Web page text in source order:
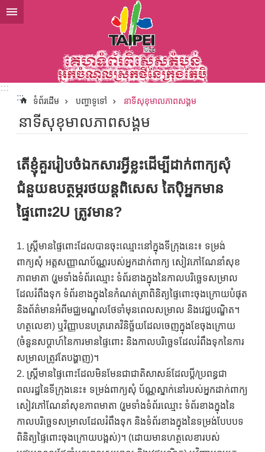
ទៅកាន់មាតិកាប្លុកមាតិកាសំខាន់
:::
:::
ទំព័រដើម បញ្ហាទូទៅ នាទីសុខុមាលភាពសង្គម
នាទីសុខុមាលភាពសង្គម
តើខ្ញុំគួររៀបចំឯកសារអ្វីខ្លះដើម្បីដាក់ពាក្យសុំ
ជំនួយឧបត្ថម្ភរថយន្តពិសេស តៃប៉ិអ្នកមាន
ផ្ទៃពោះ2U ត្រូវមាន?
1. ស្ត្រីមានផ្ទៃពោះដែលបានចុះឈ្មោះនៅក្នុងទីក្រុងនេះ៖ ទម្រង់
ពាក្យសុំ អត្តសញ្ញាណប័ណ្ណរបស់អ្នកដាក់ពាក្យ សៀវភៅណែនាំសុខ
ភាពមាតា (រួមទាំងទំព័រឈ្មោះ ទំព័រខាងក្នុងនៃកាលបរិច្ឆេទសម្រាល
ដែលរំពឹងទុក ទំព័រខាងក្នុងនៃកំណត់ត្រាពិនិត្យផ្ទៃពោះចុងក្រោយបំផុត
និងព័ត៌មានអំពីមជ្ឈមណ្ឌលថែទាំមុនពេលសម្រាល និងវេជ្ជបណ្ឌិត។
ហត្ថលេខា) ឬវិញ្ញាបនបត្ររោគវិនិច្ឆ័យដែលចេញក្នុងខែចុងក្រោយ
(ចំនួនសប្តាហ៍នៃការមានផ្ទៃពោះ និងកាលបរិច្ឆេទដែលរំពឹងទុកនៃការ
សម្រាលត្រូវតែបង្ហាញ)។
2. ស្ត្រីមានផ្ទៃពោះដែលមិនមែនជាជាតិសាសន៍ដែលប្តី/ប្រពន្ធជា
ពលរដ្ឋនៃទីក្រុងនេះ៖ ទម្រង់ពាក្យសុំ ប័ណ្ណស្នាក់នៅរបស់អ្នកដាក់ពាក្យ
សៀវភៅណែនាំសុខភាពមាតា (រួមទាំងទំព័រឈ្មោះ ទំព័រខាងក្នុងនៃ
កាលបរិច្ឆេទសម្រាលដែលរំពឹងទុក និងទំព័រខាងក្នុងនៃទម្រង់បែបបទ
ពិនិត្យផ្ទៃពោះចុងក្រោយបង្អស់)។ (ដោយមានហត្ថលេខារបស់